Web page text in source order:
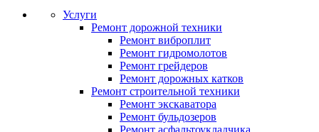
Услуги
Ремонт дорожной техники
Ремонт виброплит
Ремонт гидромолотов
Ремонт грейдеров
Ремонт дорожных катков
Ремонт строительной техники
Ремонт экскаватора
Ремонт бульдозеров
Ремонт асфальтоукладчика